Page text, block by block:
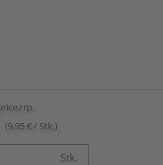
(9,95 € / Stk.)
Stk.